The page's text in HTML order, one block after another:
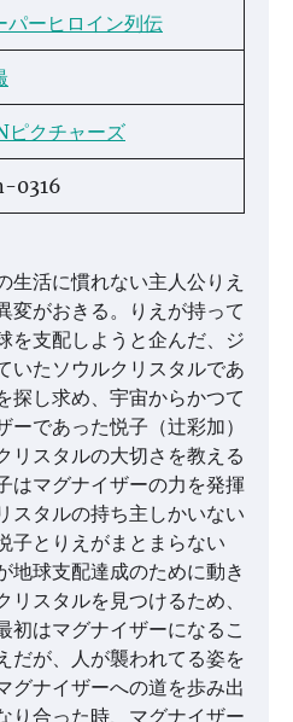
パーヒロイン列伝
ピクチャーズ
0316
生活に慣れない主人公りえ
変がおきる。りえが持って
を支配しようと企んだ、ジ
いたソウルクリスタルであ
探し求め、宇宙からかつて
ーであった悦子（辻彩加）
リスタルの大切さを教える
はマグナイザーの力を発揮
スタルの持ち主しかいない
子とりえがまとまらない
地球支配達成のために動き
スタルを見つけるため、
初はマグナイザーになるこ
だが、人が襲われてる姿を
グナイザーへの道を歩み出
り合った時、マグナイザー